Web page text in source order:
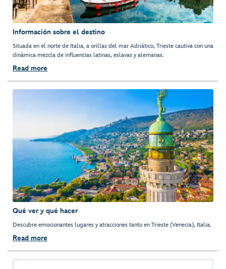
Información sobre el destino
Situada en el norte de Italia, a orillas del mar Adriático, Trieste cautiva con una
dinámica mezcla de influencias latinas, eslavas y alemanas.
Read more
Qué ver y qué hacer
Descubre emocionantes lugares y atracciones tanto en Trieste (Venecia), Italia.
Read more